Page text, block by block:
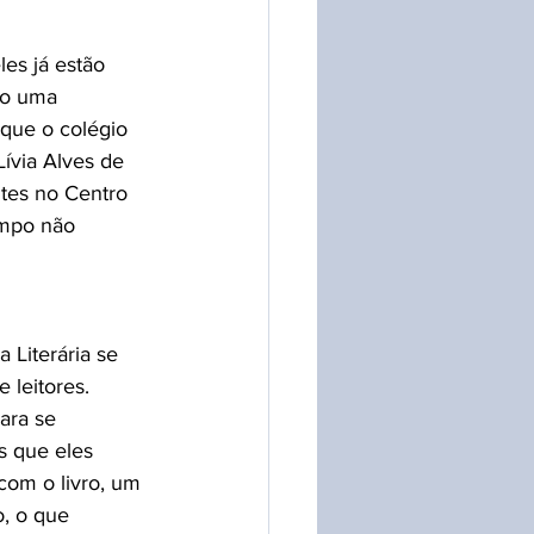
já estão
uma
o colégio
Alves de
no Centro
não
Literária se
leitores.
se
que eles
o livro, um
o que